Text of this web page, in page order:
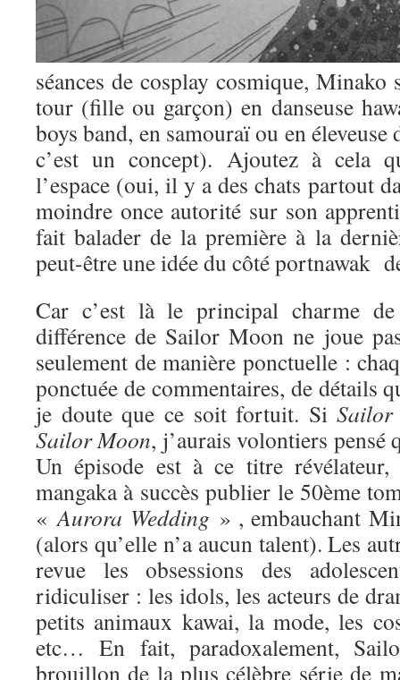
séances de cosplay cosmique,
tour (fille ou garçon) en danseuse
boys band, en samouraï ou en éleveuse
c’est un concept). Ajoutez à cela
l’espace (oui, il y a des chats partout
moindre once autorité sur son
fait balader de la première à la
peut-être une idée du côté portnawak
Car c’est là le principal charme
différence de Sailor Moon ne joue
seulement de manière ponctuelle :
ponctuée de commentaires, de détails
je doute que ce soit fortuit. Si
Sailor Moon, j’aurais volontiers pensé
Un épisode est à ce titre
mangaka à succès publier le 50ème
«Aurora Wedding » , embauchant
(alors qu’elle n’a aucun talent). Les
revue les obsessions des
ridiculiser : les idols, les acteurs de
petits animaux kawai, la mode, les
etc… En fait, paradoxalement,
brouillon de la plus célèbre série de